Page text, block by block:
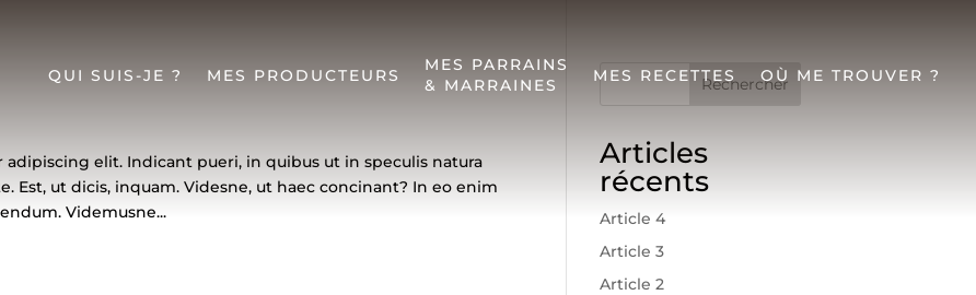
QUI SUIS-JE ? MES PRODUCTEURS
MES PARRAINS
& MARRAINES
MES RECETTES OÙ ME TROUVER ?
elit. Indicant pueri, in quibus ut in speculis natura
Est, ut dicis, inquam. Videsne, ut haec concinant? In eo enim
Videmusne...
Rechercher
Articles
récents
Article 4
Article 3
Article 2